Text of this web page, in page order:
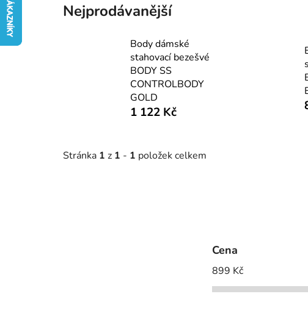
Nejprodávanější
Body dámské
stahovací bezešvé
BODY SS
CONTROLBODY
GOLD
1 122 Kč
Stránka 1 z 1 - 1 položek celkem
Cena
899 Kč